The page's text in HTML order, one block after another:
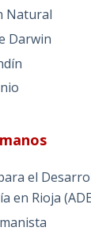
Natural
Darwin
el
en Rioja